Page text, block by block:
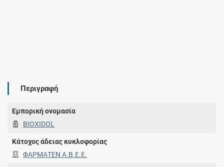
Περιγραφή
Εμπορική ονομασία
BIOXIDOL
Κάτοχος άδειας κυκλοφορίας
ΦΑΡΜΑΤΕΝ Α.Β.Ε.Ε.